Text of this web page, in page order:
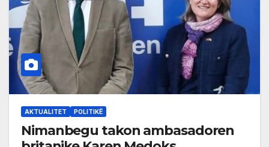
AKTUALITET POLITIKË
Nimanbegu takon ambasadoren